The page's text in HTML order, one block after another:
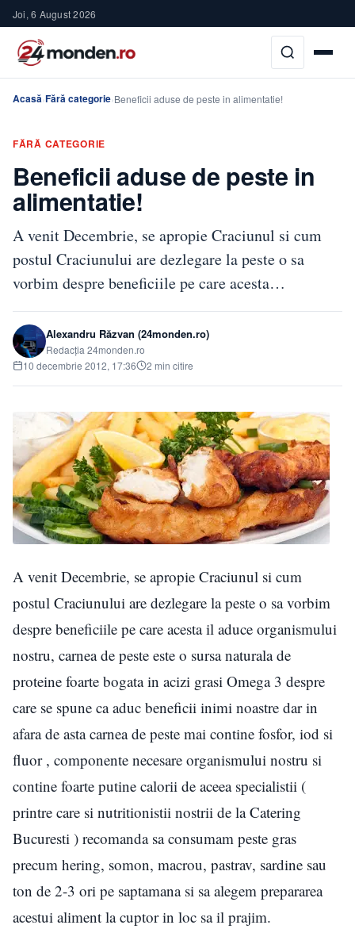
Joi, 6 August 2026
Acasă›Fără categorie›Beneficii aduse de peste in alimentatie!
FĂRĂ CATEGORIE
Beneficii aduse de peste in
alimentatie!
A venit Decembrie, se apropie Craciunul si cum
postul Craciunului are dezlegare la peste o sa
vorbim despre beneficiile pe care acesta…
Alexandru Răzvan (24monden.ro)
Redacția 24monden.ro
10 decembrie 2012, 17:36
2 min citire
A venit Decembrie, se apropie Craciunul si cum
postul Craciunului are dezlegare la peste o sa vorbim
despre beneficiile pe care acesta il aduce organismului
nostru, carnea de peste este o sursa naturala de
proteine foarte bogata in acizi grasi Omega 3 despre
care se spune ca aduc beneficii inimi noastre dar in
afara de asta carnea de peste mai contine fosfor, iod si
fluor , componente necesare organismului nostru si
contine foarte putine calorii de aceea specialistii (
printre care si nutritionistii nostrii de la Catering
Bucuresti ) recomanda sa consumam peste gras
precum hering, somon, macrou, pastrav, sardine sau
ton de 2-3 ori pe saptamana si sa alegem prepararea
acestui aliment la cuptor in loc sa il prajim.